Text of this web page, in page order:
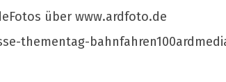
über www.ardfoto.de
thementag-